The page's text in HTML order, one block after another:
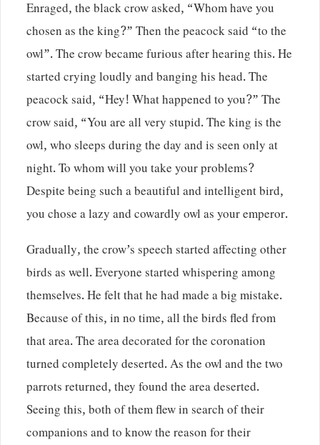
Enraged, the black crow asked, “Whom have you
chosen as the king?” Then the peacock said “to the
owl”. The crow became furious after hearing this. He
started crying loudly and banging his head. The
peacock said, “Hey! What happened to you?” The
crow said, “You are all very stupid. The king is the
owl, who sleeps during the day and is seen only at
night. To whom will you take your problems?
Despite being such a beautiful and intelligent bird,
you chose a lazy and cowardly owl as your emperor.
Gradually, the crow’s speech started affecting other
birds as well. Everyone started whispering among
themselves. He felt that he had made a big mistake.
Because of this, in no time, all the birds fled from
that area. The area decorated for the coronation
turned completely deserted. As the owl and the two
parrots returned, they found the area deserted.
Seeing this, both of them flew in search of their
companions and to know the reason for their